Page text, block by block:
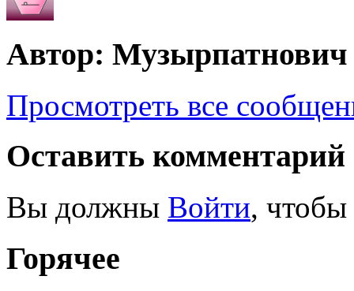
Автор: Музырпатнович
Просмотреть все
Оставить комментарий
Вы должны Войти, чтобы
Горячее